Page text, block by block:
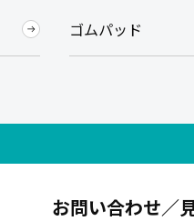
ゴムパッド
お問い合わせ／